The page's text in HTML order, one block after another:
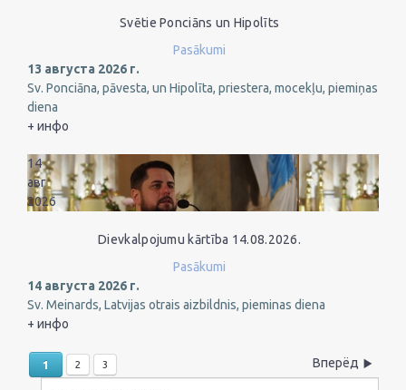
Svētie Ponciāns un Hipolīts
Pasākumi
13 августа 2026 г.
Sv. Ponciāna, pāvesta, un Hipolīta, priestera, mocekļu, piemiņas
diena
+ инфо
14
авг
2026
Dievkalpojumu kārtība 14.08.2026.
Pasākumi
14 августа 2026 г.
Sv. Meinards, Latvijas otrais aizbildnis, pieminas diena
+ инфо
1 2 3 Вперёд